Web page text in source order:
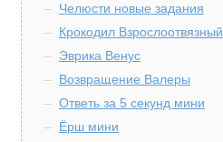
Челюсти новые задания
Крокодил Взрослоотвязный
Эврика Венус
Возвращение Валеры
Ответь за 5 секунд мини
Ёрш мини